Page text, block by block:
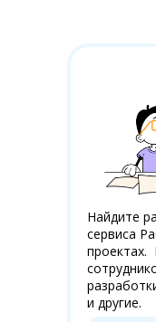
Найдите
сервиса
и другие.